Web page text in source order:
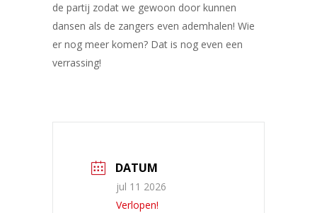
de partij zodat we gewoon door kunnen
dansen als de zangers even ademhalen! Wie
er nog meer komen? Dat is nog even een
verrassing!
DATUM
jul 11 2026
Verlopen!